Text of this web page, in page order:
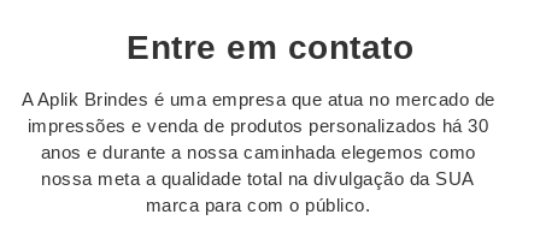
Entre em contato
A Aplik Brindes é uma empresa que atua no mercado de
impressões e venda de produtos personalizados há 30
anos e durante a nossa caminhada elegemos como
nossa meta a qualidade total na divulgação da SUA
marca para com o público.